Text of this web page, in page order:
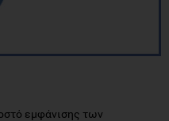
εμφάνισης των